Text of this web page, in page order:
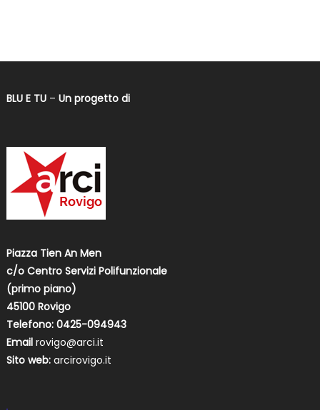
BLU E TU– Un progetto di
Piazza Tien An Men
c/o Centro Servizi Polifunzionale
(primo piano)
45100 Rovigo
Telefono: 0425-094943
Email rovigo@arci.it
Sito web: arcirovigo.it